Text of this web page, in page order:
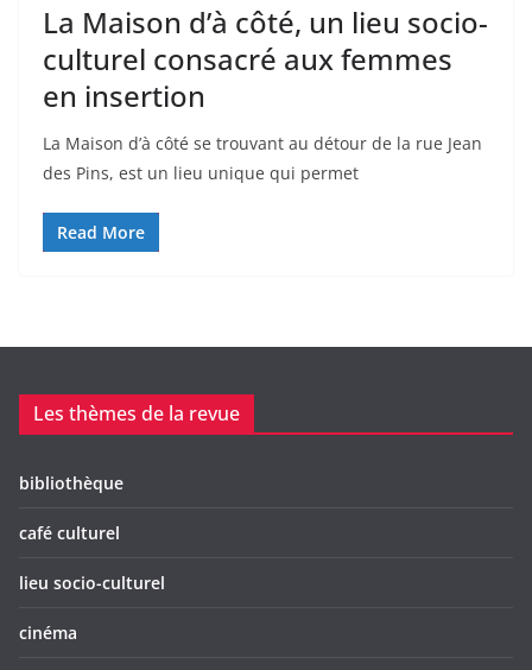
La Maison d’à côté, un lieu socio-
culturel consacré aux femmes
en insertion
La Maison d’à côté se trouvant au détour de la rue Jean
des Pins, est un lieu unique qui permet
Read More
Les thèmes de la revue
bibliothèque
café culturel
lieu socio-culturel
cinéma